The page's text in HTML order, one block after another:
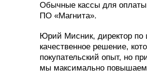
Обычные кассы для оплаты
ПО «Магнита».
Юрий Мисник, директор по
качественное решение,
покупательский опыт, но
мы максимально повышаем